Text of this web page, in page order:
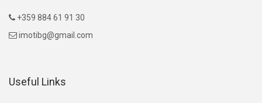
 +359 884 61 91 30
 imotibg@gmail.com
Useful Links